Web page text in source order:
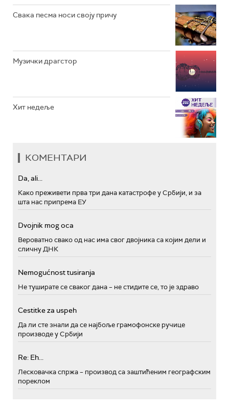
Свака песма носи своју причу
Музички драгстор
Хит недеље
КОМЕНТАРИ
Da, ali...
Како преживети прва три дана катастрофе у Србији, и за
шта нас припрема ЕУ
Dvojnik mog oca
Вероватно свако од нас има свог двојника са којим дели и
сличну ДНК
Nemogućnost tusiranja
Не туширате се сваког дана – не стидите се, то је здраво
Cestitke za uspeh
Да ли сте знали да се најбоље грамофонске ручице
производе у Србији
Re: Eh...
Лесковачка спржа – производ са заштићеним географским
пореклом